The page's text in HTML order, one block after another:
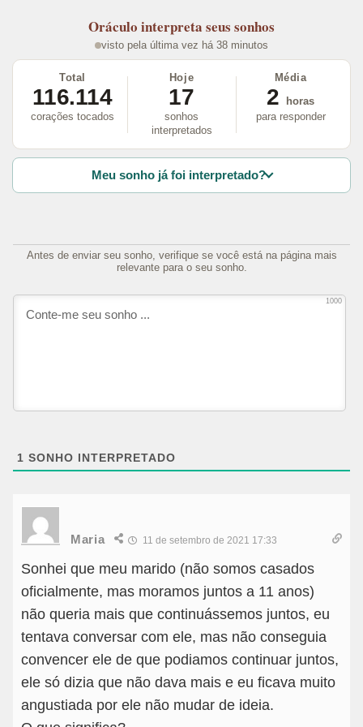
Oráculo interpreta seus sonhos
visto pela última vez há 38 minutos
Total
116.114
corações tocados
Hoje
17
sonhos
interpretados
Média
2
horas
para responder
Meu sonho já foi interpretado?
Antes de enviar seu sonho, verifique se você está na página mais
relevante para o seu sonho.
1000
1 SONHO INTERPRETADO
Maria 11 de setembro de 2021 17:33
Sonhei que meu marido (não somos casados
oficialmente, mas moramos juntos a 11 anos)
não queria mais que continuássemos juntos, eu
tentava conversar com ele, mas não conseguia
convencer ele de que podiamos continuar juntos,
ele só dizia que não dava mais e eu ficava muito
angustiada por ele não mudar de ideia.